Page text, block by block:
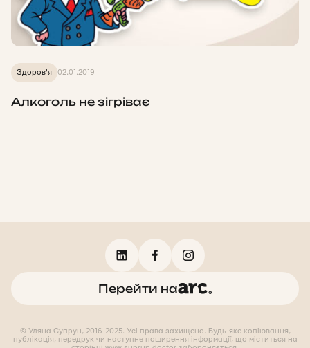
Здоров'я 02.01.2019
Алкоголь не зігріває
Перейти на
© Уляна Супрун, 2016-2025. Усі права захищено. Будь-яке копіювання,
публікація, передрук чи наступне поширення інформації, що міститься на